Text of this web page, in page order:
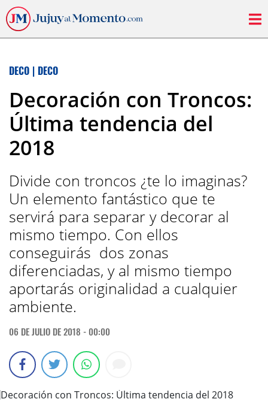
DECO | DECO
Decoración con Troncos:
Última tendencia del
2018
Divide con troncos ¿te lo imaginas?
Un elemento fantástico que te
servirá para separar y decorar al
mismo tiempo. Con ellos
conseguirás dos zonas
diferenciadas, y al mismo tiempo
aportarás originalidad a cualquier
ambiente.
06 DE JULIO DE 2018 - 00:00